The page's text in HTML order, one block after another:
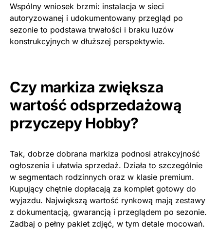
Wspólny wniosek brzmi: instalacja w sieci
autoryzowanej i udokumentowany przegląd po
sezonie to podstawa trwałości i braku luzów
konstrukcyjnych w dłuższej perspektywie.
Czy markiza zwiększa
wartość odsprzedażową
przyczepy Hobby?
Tak, dobrze dobrana markiza podnosi atrakcyjność
ogłoszenia i ułatwia sprzedaż. Działa to szczególnie
w segmentach rodzinnych oraz w klasie premium.
Kupujący chętnie dopłacają za komplet gotowy do
wyjazdu. Największą wartość rynkową mają zestawy
z dokumentacją, gwarancją i przeglądem po sezonie.
Zadbaj o pełny pakiet zdjęć, w tym detale mocowań.